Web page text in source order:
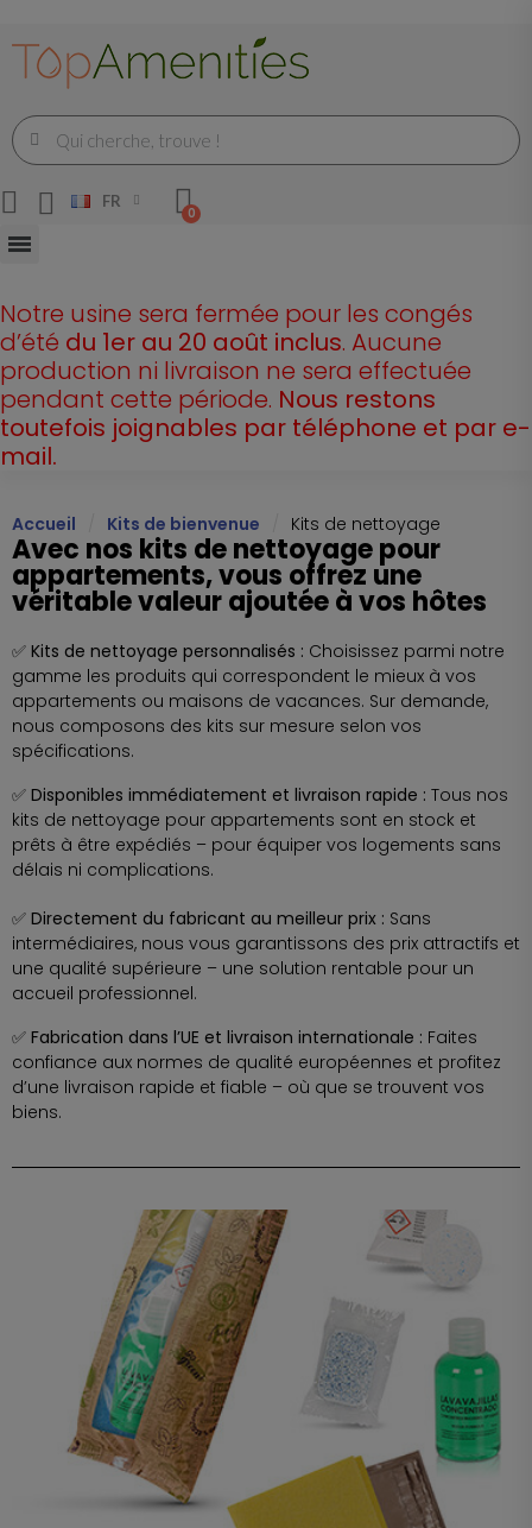
FR
Notre usine sera fermée pour les congés
d’été du 1er au 20 août inclus. Aucune
production ni livraison ne sera effectuée
pendant cette période. Nous restons
toutefois joignables par téléphone et par e-
mail.
Accueil Kits de bienvenue Kits de nettoyage
Avec nos kits de nettoyage pour
appartements, vous offrez une
véritable valeur ajoutée à vos hôtes
✅ Kits de nettoyage personnalisés : Choisissez parmi notre
gamme les produits qui correspondent le mieux à vos
appartements ou maisons de vacances. Sur demande,
nous composons des kits sur mesure selon vos
spécifications.
✅ Disponibles immédiatement et livraison rapide : Tous nos
kits de nettoyage pour appartements sont en stock et
prêts à être expédiés – pour équiper vos logements sans
délais ni complications.
✅ Directement du fabricant au meilleur prix : Sans
intermédiaires, nous vous garantissons des prix attractifs et
une qualité supérieure – une solution rentable pour un
accueil professionnel.
✅ Fabrication dans l’UE et livraison internationale : Faites
confiance aux normes de qualité européennes et profitez
d’une livraison rapide et fiable – où que se trouvent vos
biens.